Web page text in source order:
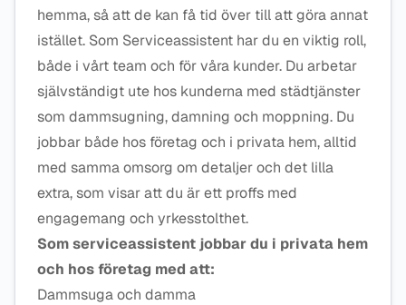
hemma, så att de kan få tid över till att göra annat
istället. Som Serviceassistent har du en viktig roll,
både i vårt team och för våra kunder. Du arbetar
självständigt ute hos kunderna med städtjänster
som dammsugning, damning och moppning. Du
jobbar både hos företag och i privata hem, alltid
med samma omsorg om detaljer och det lilla
extra, som visar att du är ett proffs med
engagemang och yrkesstolthet.
Som serviceassistent jobbar du i privata hem
och hos företag med att:
Dammsuga och damma